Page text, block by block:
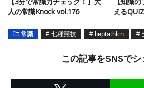
人の常識Knock vol.176
える
常識 # 七種競技 # heptathlon #
この記事をSNSでシ